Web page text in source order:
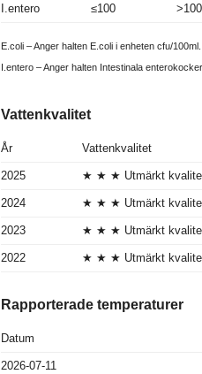
I.entero ≤100
E.coli – Anger halten E.coli i enheten cfu/100ml.
I.entero – Anger halten Intestinala
Vattenkvalitet
År Vattenkvalitet
2025 ★ ★ ★ Utmärkt
2024 ★ ★ ★ Utmärkt
2023 ★ ★ ★ Utmärkt
2022 ★ ★ ★ Utmärkt
Rapporterade temperaturer
Datum
2026-07-11